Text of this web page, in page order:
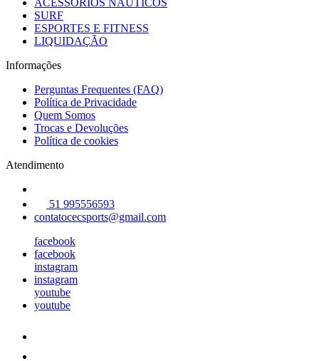
SURF
ESPORTES E FITNESS
LIQUIDAÇÃO
Informações
Perguntas Frequentes (FAQ)
Política de Privacidade
Quem Somos
Trocas e Devoluções
Política de cookies
Atendimento
51 995556593
contatocecsports@gmail.com
facebook
facebook
instagram
instagram
youtube
youtube